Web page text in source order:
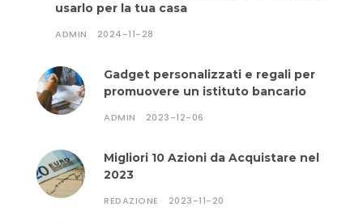
usarlo per la tua casa
ADMIN 2024-11-28
Gadget personalizzati e regali per
promuovere un istituto bancario
ADMIN 2023-12-06
Migliori 10 Azioni da Acquistare nel
2023
REDAZIONE 2023-11-20